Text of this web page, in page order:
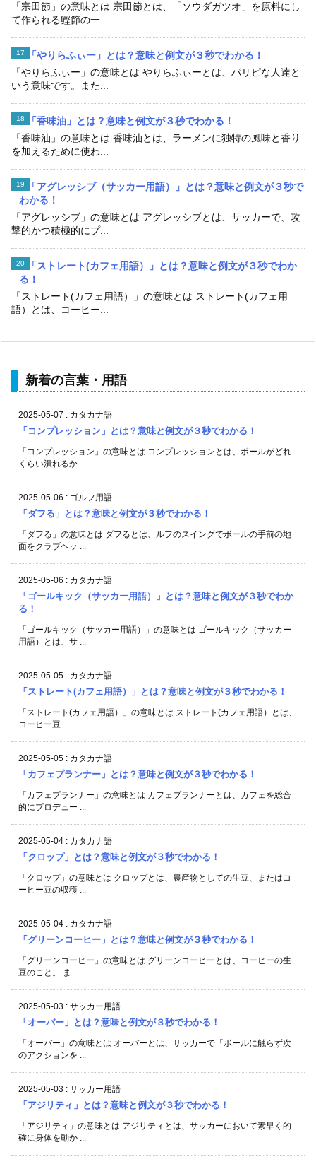
「宗田節」の意味とは 宗田節とは、「ソウダガツオ」を原料にし
て作られる鰹節の一...
「やりらふぃー」とは？意味と例文が３秒でわかる！
「やりらふぃー」の意味とは やりらふぃーとは、パリピな人達と
いう意味です。また...
「香味油」とは？意味と例文が３秒でわかる！
「香味油」の意味とは 香味油とは、ラーメンに独特の風味と香り
を加えるために使わ...
「アグレッシブ（サッカー用語）」とは？意味と例文が３秒で
わかる！
「アグレッシブ」の意味とは アグレッシブとは、サッカーで、攻
撃的かつ積極的にプ...
「ストレート(カフェ用語）」とは？意味と例文が３秒でわか
る！
「ストレート(カフェ用語）」の意味とは ストレート(カフェ用
語）とは、コーヒー...
新着の言葉・用語
2025-05-07 : カタカナ語
「コンプレッション」とは？意味と例文が３秒でわかる！
「コンプレッション」の意味とは コンプレッションとは、ボールがどれ
くらい潰れるか ...
2025-05-06 : ゴルフ用語
「ダフる」とは？意味と例文が３秒でわかる！
「ダフる」の意味とは ダフるとは、ルフのスイングでボールの手前の地
面をクラブヘッ ...
2025-05-06 : カタカナ語
「ゴールキック（サッカー用語）」とは？意味と例文が３秒でわか
る！
「ゴールキック（サッカー用語）」の意味とは ゴールキック（サッカー
用語）とは、サ ...
2025-05-05 : カタカナ語
「ストレート(カフェ用語）」とは？意味と例文が３秒でわかる！
「ストレート(カフェ用語）」の意味とは ストレート(カフェ用語）とは、
コーヒー豆 ...
2025-05-05 : カタカナ語
「カフェプランナー」とは？意味と例文が３秒でわかる！
「カフェプランナー」の意味とは カフェプランナーとは、カフェを総合
的にプロデュー ...
2025-05-04 : カタカナ語
「クロップ」とは？意味と例文が３秒でわかる！
「クロップ」の意味とは クロップとは、農産物としての生豆、またはコ
ーヒー豆の収穫 ...
2025-05-04 : カタカナ語
「グリーンコーヒー」とは？意味と例文が３秒でわかる！
「グリーンコーヒー」の意味とは グリーンコーヒーとは、コーヒーの生
豆のこと。 ま ...
2025-05-03 : サッカー用語
「オーバー」とは？意味と例文が３秒でわかる！
「オーバー」の意味とは オーバーとは、サッカーで「ボールに触らず次
のアクションを ...
2025-05-03 : サッカー用語
「アジリティ」とは？意味と例文が３秒でわかる！
「アジリティ」の意味とは アジリティとは、サッカーにおいて素早く的
確に身体を動か ...